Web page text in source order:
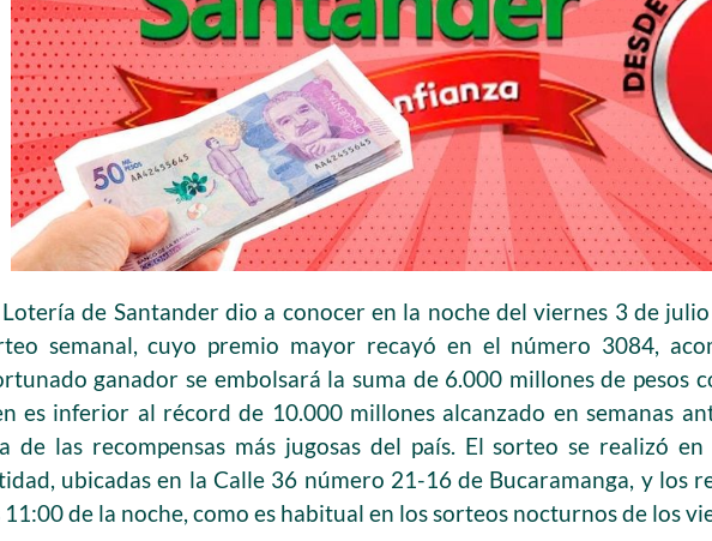
Lotería de Santander dio a conocer en la noche del viernes 3 de
semanal, cuyo premio mayor recayó en el número 3084,
ganador se embolsará la suma de 6.000 millones de pesos
es inferior al récord de 10.000 millones alcanzado en semanas
de las recompensas más jugosas del país. El sorteo se realizó
ubicadas en la Calle 36 número 21-16 de Bucaramanga, y los
11:00 de la noche, como es habitual en los sorteos nocturnos de los